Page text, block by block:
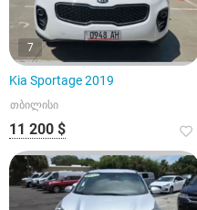
7
Kia Sportage 2019
თბილისი
11 200 $